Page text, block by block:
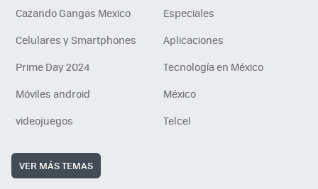
Cazando Gangas Mexico
Especiales
Celulares y Smartphones
Aplicaciones
Prime Day 2024
Tecnología en México
Móviles android
México
videojuegos
Telcel
VER MÁS TEMAS